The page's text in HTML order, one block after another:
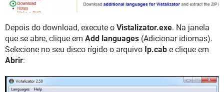
Depois do download, execute o Vistalizator.exe. Na janela
que se abre, clique em Add languages (Adicionar idiomas).
Selecione no seu disco rígido o arquivo Ip.cab e clique em
Abrir: